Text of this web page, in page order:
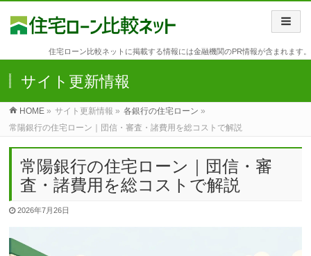
住宅ローン比較ネットに掲載する情報には金融機関のPR情報が含まれます。
サイト更新情報
HOME » サイト更新情報 » 各銀行の住宅ローン »
常陽銀行の住宅ローン｜団信・審査・諸費用を総コストで解説
常陽銀行の住宅ローン｜団信・審
査・諸費用を総コストで解説
2026年7月26日